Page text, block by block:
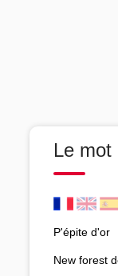
Le mot
P'épite d'or
New forest